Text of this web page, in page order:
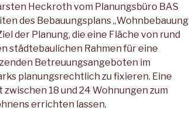
Heckroth vom Planungsbüro BAS
des Bebauungsplans „Wohnbebauung
der Planung, die eine Fläche von rund
städtebaulichen Rahmen für eine
Betreuungsangeboten im
planungsrechtlich zu fixieren. Eine
18 und 24 Wohnungen zum
errichten lassen.